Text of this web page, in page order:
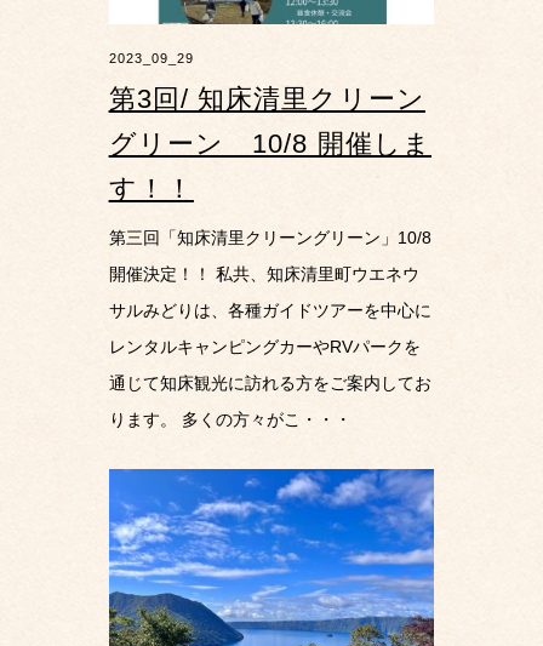
2023_09_29
第3回/ 知床清里クリーン
グリーン 10/8 開催しま
す！！
第三回「知床清里クリーングリーン」10/8
開催決定！！ 私共、知床清里町ウエネウ
サルみどりは、各種ガイドツアーを中心に
レンタルキャンピングカーやRVパークを
通じて知床観光に訪れる方をご案内してお
ります。 多くの方々がこ・・・